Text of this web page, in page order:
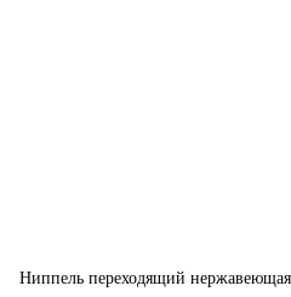
Ниппель переходящий